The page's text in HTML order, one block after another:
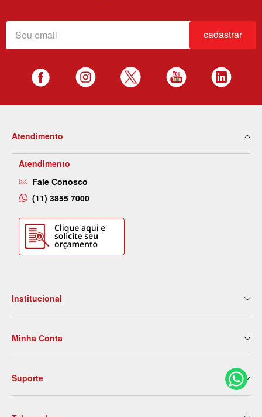
cadastrar
Atendimento
Atendimento
Fale Conosco
(11) 3855 7000
Institucional
Nossas Lojas
Serviços
Blog
Contato
Minha Conta
2ª Via de Boleto
Meus Pedidos
Suporte